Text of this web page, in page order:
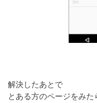
解決したあとで
とある方のページをみた